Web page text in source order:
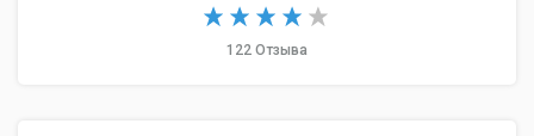
122 Отзыва